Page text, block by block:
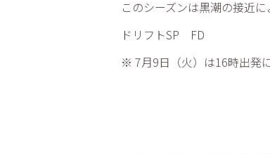
このシーズンは黒潮の接近
ドリフトSP FD
※ 7月9日（火）は16時出発に